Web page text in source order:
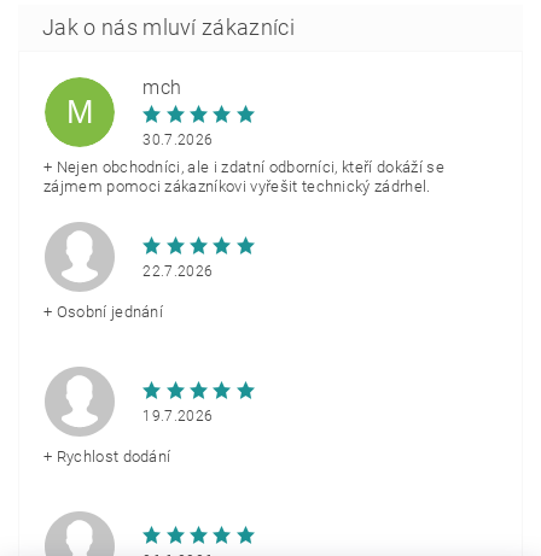
M
mch
30.7.2026
+ Nejen obchodníci, ale i zdatní odborníci, kteří dokáží se
zájmem pomoci zákazníkovi vyřešit technický zádrhel.
22.7.2026
+ Osobní jednání
19.7.2026
+ Rychlost dodání